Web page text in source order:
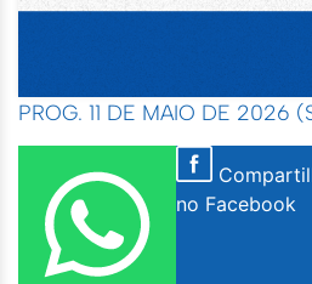
PROG. 11 DE MAIO DE 2026
no Facebook